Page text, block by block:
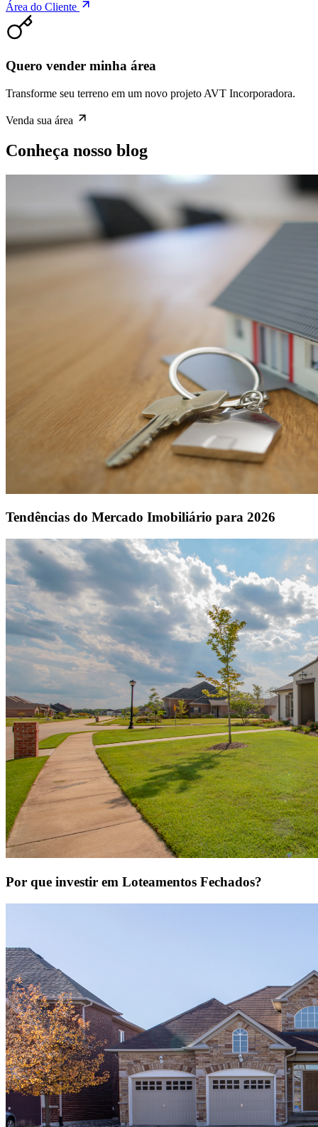
Área do Cliente
Quero vender minha área
Transforme seu terreno em um novo projeto AVT Incorporadora.
Venda sua área
Conheça nosso blog
Tendências do Mercado Imobiliário para 2026
Por que investir em Loteamentos Fechados?